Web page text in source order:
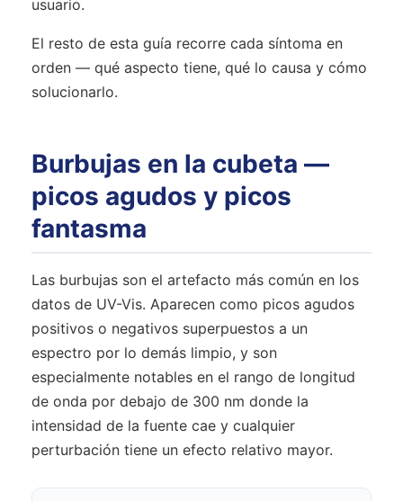
usuario.
El resto de esta guía recorre cada síntoma en
orden — qué aspecto tiene, qué lo causa y cómo
solucionarlo.
Burbujas en la cubeta —
picos agudos y picos
fantasma
Las burbujas son el artefacto más común en los
datos de UV-Vis. Aparecen como picos agudos
positivos o negativos superpuestos a un
espectro por lo demás limpio, y son
especialmente notables en el rango de longitud
de onda por debajo de 300 nm donde la
intensidad de la fuente cae y cualquier
perturbación tiene un efecto relativo mayor.